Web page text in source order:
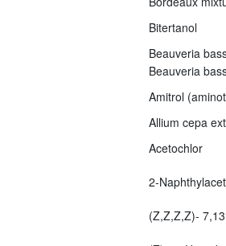
Bitertanol
Beauveria
Beauveria
Amitrol
Allium cepa
Acetochlor
2-
(Z,Z,Z,Z)-